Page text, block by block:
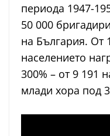
периода 1947-
50 000
на България. От
населението
300% – от 9 191
млади хора под